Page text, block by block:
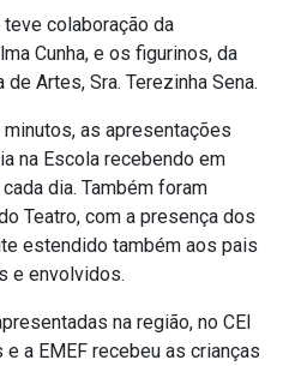
colaboração da
Cunha, e os figurinos, da
Artes, Sra. Terezinha Sena.
as apresentações
na Escola recebendo em
dia. Também foram
Teatro, com a presença dos
estendido também aos pais
e envolvidos.
na região, no CEI
a EMEF recebeu as crianças